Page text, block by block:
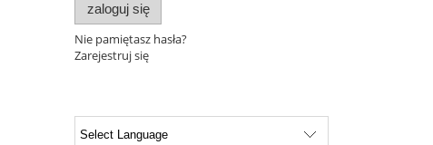
zaloguj się
Nie pamiętasz hasła?
Zarejestruj się